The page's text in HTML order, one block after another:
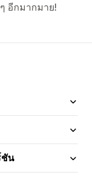
อีกมากมาย!
ชัน